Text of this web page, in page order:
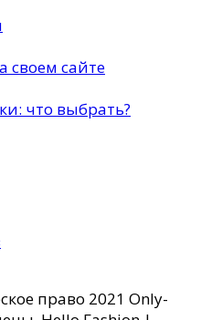
своем сайте
что выбрать?
право 2021 Only-